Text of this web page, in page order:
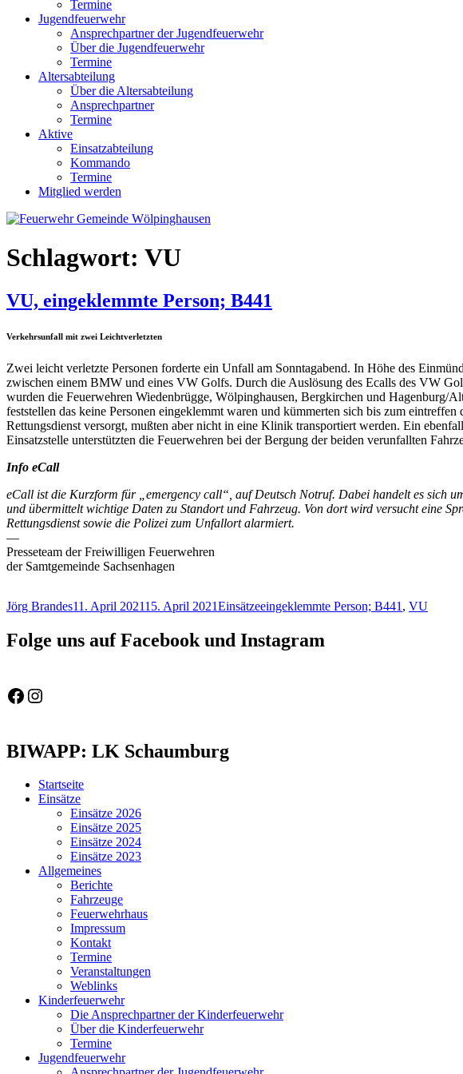
Termine
Jugendfeuerwehr
Ansprechpartner der Jugendfeuerwehr
Über die Jugendfeuerwehr
Termine
Altersabteilung
Über die Altersabteilung
Ansprechpartner
Termine
Aktive
Einsatzabteilung
Kommando
Termine
Mitglied werden
Schlagwort: VU
VU, eingeklemmte Person; B441
Verkehrsunfall mit zwei Leichtverletzten
Zwei leicht verletzte Personen forderte ein Unfall am Sonntagabend. In Höhe des
zwischen einem BMW und eines VW Golfs. Durch die Auslösung des Ecalls des VW
wurden die Feuerwehren Wiedenbrügge, Wölpinghausen, Bergkirchen und Hagenburg/
feststellen das keine Personen eingeklemmt waren und kümmerten sich bis zum
Rettungsdienst versorgt, mußten aber nicht in eine Klinik transportiert werden. Ein
Einsatzstelle unterstützten die Feuerwehren bei der Bergung der beiden verunfallten
Info eCall
eCall ist die Kurzform für „emergency call“, auf Deutsch Notruf. Dabei handelt es sich
und übermittelt wichtige Daten zu Standort und Fahrzeug. Von dort wird versucht eine
Rettungsdienst sowie die Polizei zum Unfallort alarmiert.
—
Presseteam der Freiwilligen Feuerwehren
der Samtgemeinde Sachsenhagen
Autor
Jörg BrandesVeröffentlicht
11. April 202115. April 2021Kategorien
EinsätzeSchlagwörter
eingeklemmte Person; B441 , VU
Folge uns auf Facebook und Instagram
Feuerwehr Gemeinde Wölpinghausen
fw_gemeinde_woelpinghausen
BIWAPP: LK Schaumburg
Startseite
Einsätze
Einsätze 2026
Einsätze 2025
Einsätze 2024
Einsätze 2023
Allgemeines
Berichte
Fahrzeuge
Feuerwehrhaus
Impressum
Kontakt
Termine
Veranstaltungen
Weblinks
Kinderfeuerwehr
Die Ansprechpartner der Kinderfeuerwehr
Über die Kinderfeuerwehr
Termine
Jugendfeuerwehr